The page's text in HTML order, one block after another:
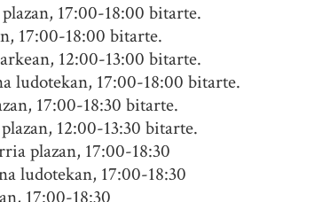
17:00-18:00 bitarte.
17:00-18:00 bitarte.
12:00-13:00 bitarte.
ludotekan, 17:00-18:00 bitarte.
17:00-18:30 bitarte.
12:00-13:30 bitarte.
plazan, 17:00-18:30
ludotekan, 17:00-18:30